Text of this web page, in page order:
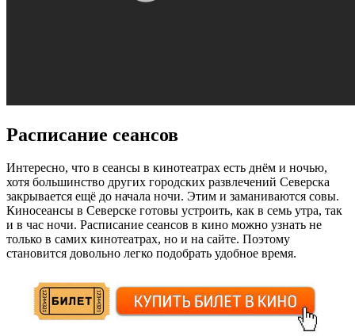
Расписание сеансов
Интересно, что в сеансы в кинотеатрах есть днём и ночью,
хотя большинство других городских развлечений Северска
закрывается ещё до начала ночи. Этим и заманиваются совы.
Киносеансы в Северске готовы устроить, как в семь утра, так
и в час ночи. Расписание сеансов в кино можно узнать не
только в самих кинотеатрах, но и на сайте. Поэтому
становится довольно легко подобрать удобное время.